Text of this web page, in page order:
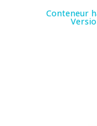
Conteneur